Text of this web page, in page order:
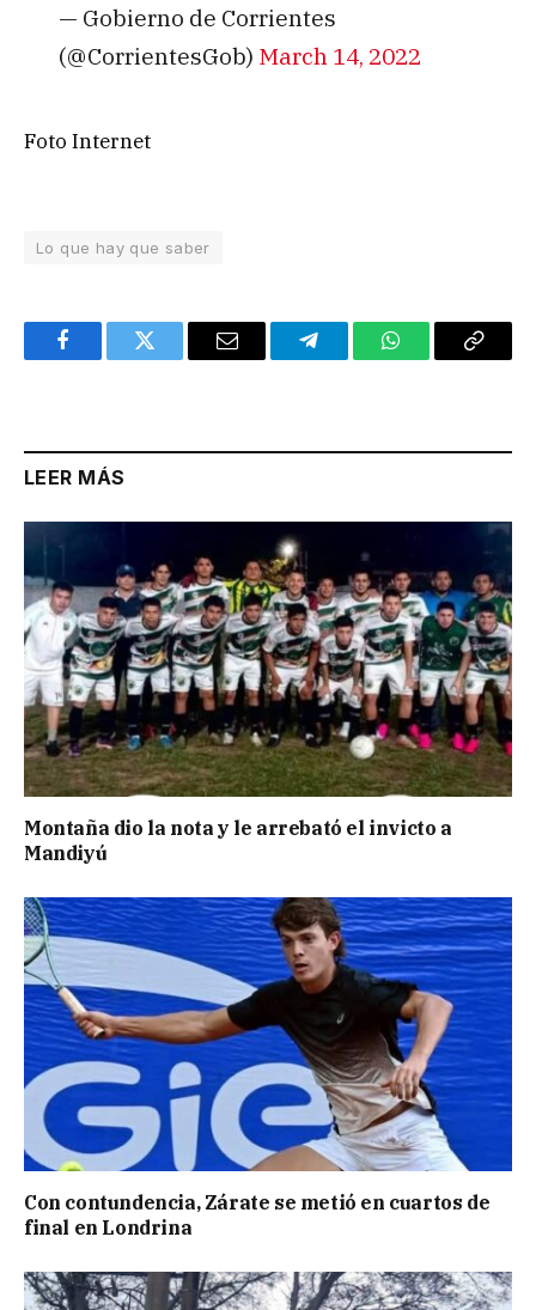
— Gobierno de Corrientes
(@CorrientesGob) March 14, 2022
Foto Internet
Lo que hay que saber
FacebookTwitter Email TelegramWhatsAppCopy
LEER MÁS
Montaña dio la nota y le arrebató el invicto a
Mandiyú
Con contundencia, Zárate se metió en cuartos de
final en Londrina